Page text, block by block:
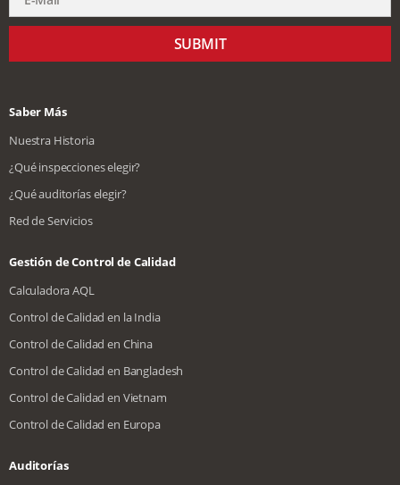
SUBMIT
Saber Más
Nuestra Historia
¿Qué inspecciones elegir?
¿Qué auditorías elegir?
Red de Servicios
Gestión de Control de Calidad
Calculadora AQL
Control de Calidad en la India
Control de Calidad en China
Control de Calidad en Bangladesh
Control de Calidad en Vietnam
Control de Calidad en Europa
Auditorías